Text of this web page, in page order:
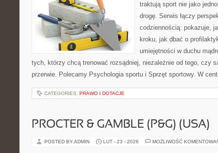
traktują sport nie jako
drogę. Serwis łączy
codziennością: pokazuje,
kroku, jak dbać o
umiejętności w duchu
tych, którzy chcą trenować rozsądniej, niezależnie od tego, czy
przerwie. Polecamy Psychologia sportu i Sprzęt sportowy. W
CATEGORIES: PRAWO I DOTACJE
PROCTER & GAMBLE (P&G) (USA)
POSTED BY ADMIN LUT - 23 - 2026 MOŻLIWOŚĆ